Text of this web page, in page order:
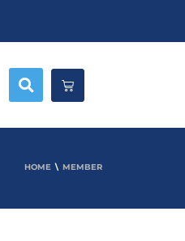
HOME MEMBER